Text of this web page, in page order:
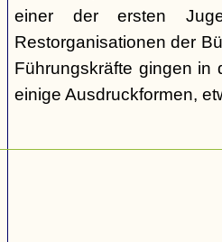
einer der ersten
Restorganisationen der
Führungskräfte gingen in
einige Ausdruckformen,